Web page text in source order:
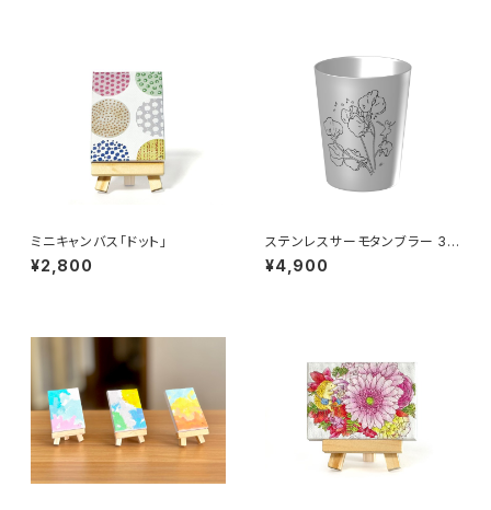
ミニキャンバス「ドット」
¥2,800
ステンレスサーモタンブラー 36
0ml「スイートピー」シルバー
¥4,900